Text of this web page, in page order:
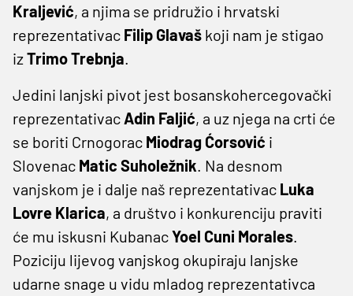
Kraljević, a njima se pridružio i hrvatski
reprezentativac Filip Glavaš koji nam je stigao
izTrimo Trebnja.
Jedini lanjski pivot jest bosanskohercegovački
reprezentativac Adin Faljić, a uz njega na crti će
se boriti Crnogorac Miodrag Ćorsović i
Slovenac Matic Suholežnik. Na desnom
vanjskom je i dalje naš reprezentativac Luka
Lovre Klarica, a društvo i konkurenciju praviti
će mu iskusni KubanacYoel Cuni Morales.
Poziciju lijevog vanjskog okupiraju lanjske
udarne snage u vidu mladog reprezentativca